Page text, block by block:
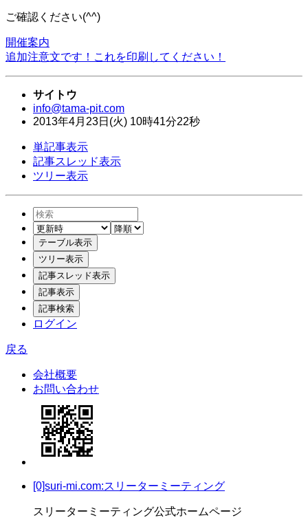
ご確認ください(^^)
開催案内
追加注意文です！これを印刷してください！
サイトウ
info@tama-pit.com
2013年4月 23日 (火) 10時41分22秒
単記事表示
記事スレッド表示
ツリー表示
ログイン
戻る
会社概要
お問い合わせ
[0]suri-mi.com:スリーターミーティング
スリーターミーティング公式ホームページ